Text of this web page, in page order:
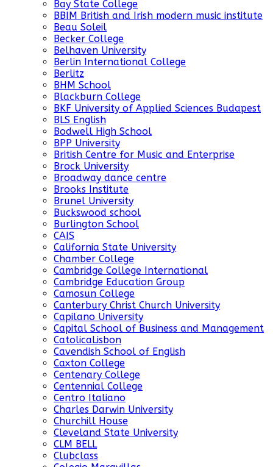
Bay State College
BBIM British and Irish modern music institute
Beau Soleil
Becker College
Belhaven University
Berlin International College
Berlitz
BHM School
Blackburn College
BKF University of Applied Sciences Budapest
BLS English
Bodwell High School
BPP University
British Centre for Music and Enterprise
Brock University
Broadway dance centre
Brooks Institute
Brunel University
Buckswood school
Burlington School
CAIS
California State University
Chamber College
Cambridge College International
Cambridge Education Group
Camosun College
Canterbury Christ Church University
Capilano University
Capital School of Business and Management
CatolicaLisbon
Cavendish School of English
Caxton College
Centenary College
Centennial College
Centro Italiano
Charles Darwin University
Churchill House
Cleveland State University
CLM BELL
Clubclass